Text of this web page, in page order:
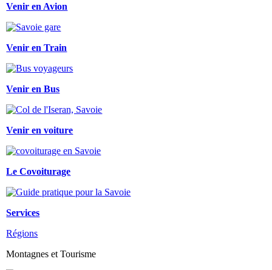
Venir en Avion
Venir en Train
Venir en Bus
Venir en voiture
Le Covoiturage
Services
Régions
Montagnes et Tourisme